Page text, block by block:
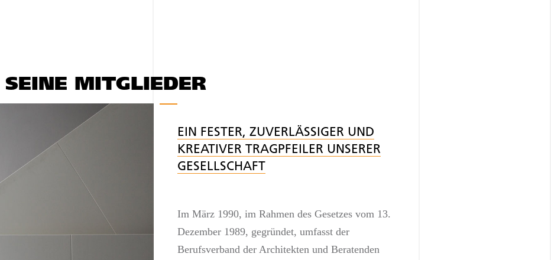
MITGLIEDER
EIN FESTER, ZUVERLÄSSIGER UND
KREATIVER TRAGPFEILER UNSERER
GESELLSCHAFT
Im März 1990, im Rahmen des Gesetzes vom 13.
Dezember 1989, gegründet, umfasst der
Berufsverband der Architekten und Beratenden